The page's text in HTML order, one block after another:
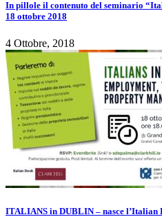
In pillole il contenuto del seminario
18 ottobre 2018
4 Ottobre, 2018
ITALIANS in DUBLIN – nasce l’Italian